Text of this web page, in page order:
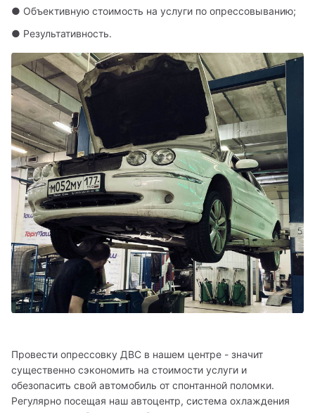
● Объективную стоимость на услуги по опрессовыванию;
● Результативность.
Провести опрессовку ДВС в нашем центре - значит
существенно сэкономить на стоимости услуги и
обезопасить свой автомобиль от спонтанной поломки.
Регулярно посещая наш автоцентр, система охлаждения